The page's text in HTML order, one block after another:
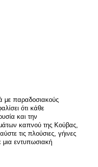
με παραδοσιακούς
ότι κάθε
και την
καπνού της Κούβας,
τις πλούσιες, γήινες
μια εντυπωσιακή